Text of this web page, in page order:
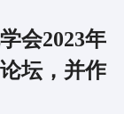
会2023年
坛，并作